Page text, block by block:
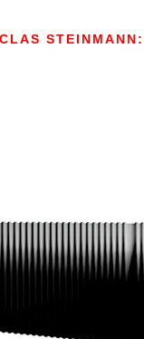
STEINMANN: